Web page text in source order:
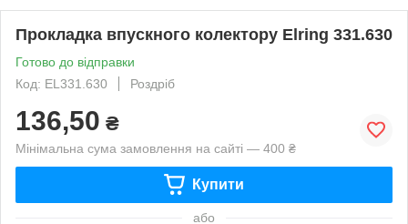
Прокладка впускного колектору Elring 331.630
Готово до відправки
Код: EL331.630
Роздріб
136,50 ₴
Мінімальна сума замовлення на сайті — 400 ₴
Купити
або